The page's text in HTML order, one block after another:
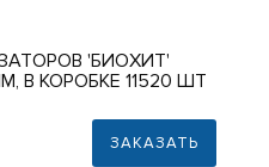
'БИОХИТ'
В КОРОБКЕ 11520 ШТ
ЗАКАЗАТЬ